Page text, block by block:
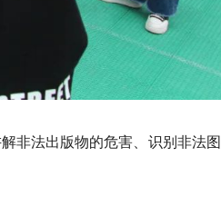
非法出版物的危害、识别非法